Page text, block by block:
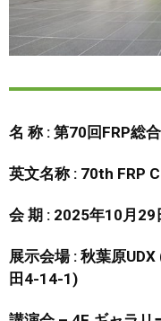
名 称 : 第70回FRP総
英文名称 : 70th FRP
会 期 : 2025年10月
展示会場 : 秋葉原
田4-14-1)